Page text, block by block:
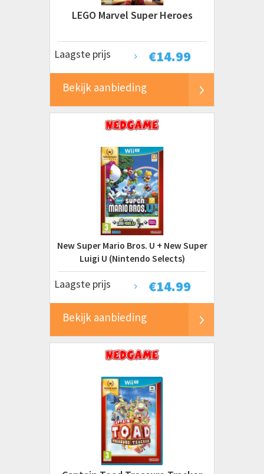
LEGO Marvel Super Heroes
€14.99
Laagste prijs
Bekijk aanbieding
New Super Mario Bros. U + New Super
Luigi U (Nintendo Selects)
€14.99
Laagste prijs
Bekijk aanbieding